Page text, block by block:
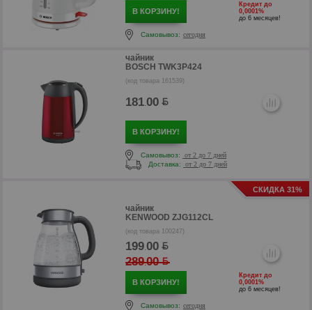
В КОРЗИНУ!
Кредит до
0,0001%
до 6 месяцев!
Самовывоз: сегодня
чайник
BOSCH TWK3P424
(код товара 161539)
181.00
В КОРЗИНУ!
Самовывоз:
от 2 до 7 дней
Доставка:
от 2 до 7 дней
СКИДКА 31%
чайник
KENWOOD ZJG112CL
(код товара 100247)
199.00
289.00
В КОРЗИНУ!
Кредит до
0,0001%
до 6 месяцев!
Самовывоз: сегодня